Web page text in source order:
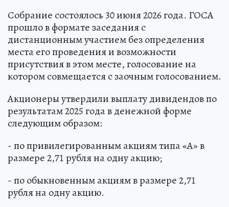
Собрание состоялось 30 июня 2026 года. ГОСА
прошло в формате заседания с
дистанционным участием без определения
места его проведения и возможности
присутствия в этом месте, голосование на
котором совмещается с заочным голосованием.
Акционеры утвердили выплату дивидендов по
результатам 2025 года в денежной форме
следующим образом:
- по привилегированным акциям типа «А» в
размере 2,71 рубля на одну акцию;
- по обыкновенным акциям в размере 2,71
рубля на одну акцию.